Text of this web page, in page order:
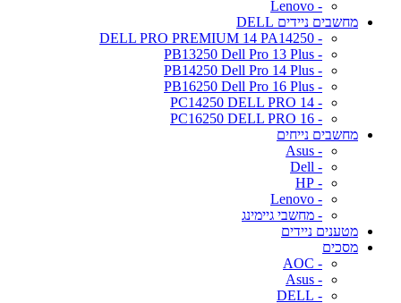
- Lenovo
מחשבים ניידים DELL
- DELL PRO PREMIUM 14 PA14250
- PB13250 Dell Pro 13 Plus
- PB14250 Dell Pro 14 Plus
- PB16250 Dell Pro 16 Plus
- PC14250 DELL PRO 14
- PC16250 DELL PRO 16
מחשבים נייחים
- Asus
- Dell
- HP
- Lenovo
- מחשבי גיימינג
מטענים ניידים
מסכים
- AOC
- Asus
- DELL